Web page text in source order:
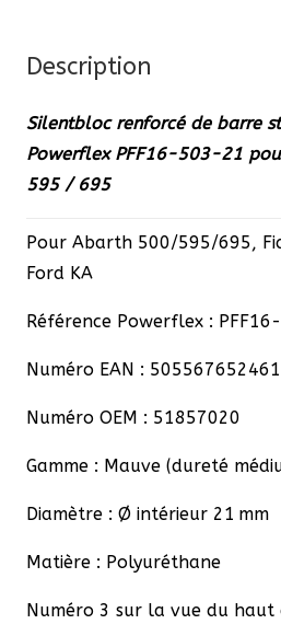
avant
PFF16-
503-
21
Abarth
Description
Silentbloc renforcé de barre
Powerflex PFF16-503-21
595 / 695
Pour Abarth 500/595/695,
Ford KA
Référence Powerflex :
Numéro EAN :
Numéro OEM : 51857020
Gamme : Mauve (dureté
Diamètre : Ø intérieur 21 mm
Matière : Polyuréthane
Numéro 3 sur la vue du haut